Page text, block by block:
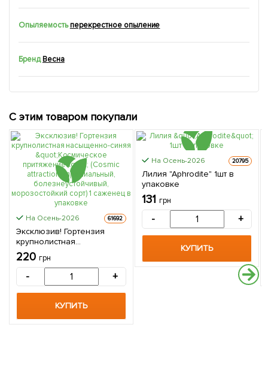
Опыляемостьперекрестное опыление
БрендВесна
С этим товаром покупали
На Осень-2026 61692
Эксклюзив! Гортензия
крупнолистная
насыщенно-синяя
"Космическое
притяжение" (Cosmic
attraction) (премиальный,
болезнеустойчивый,
морозостойкий сорт) 1
220 грн
- +
КУПИТЬ
На Осень-2026 20795
Лилия "Aphrodite" 1шт в
упаковке
131 грн
- +
КУПИТЬ